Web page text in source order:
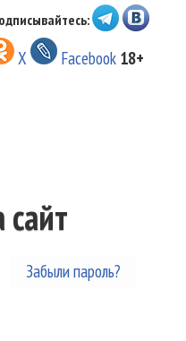
X Facebook 18+
вкладка)
Забыли пароль?